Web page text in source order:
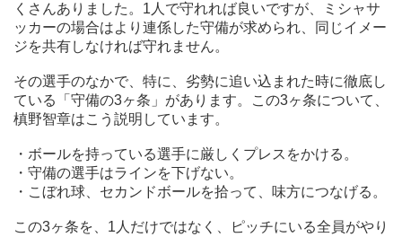
くさんありました。1人で守れれば良いですが、ミシャサ
ッカーの場合はより連係した守備が求められ、同じイメー
ジを共有しなければ守れません。
その選手のなかで、特に、劣勢に追い込まれた時に徹底し
ている「守備の3ヶ条」があります。この3ヶ条について、
槙野智章はこう説明しています。
・ボールを持っている選手に厳しくプレスをかける。
・守備の選手はラインを下げない。
・こぼれ球、セカンドボールを拾って、味方につなげる。
この3ヶ条を、1人だけではなく、ピッチにいる全員がやり